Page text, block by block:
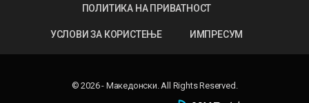
ПОЛИТИКА НА ПРИВАТНОСТ
УСЛОВИ ЗА КОРИСТЕЊЕ ИМПРЕСУМ
© 2026 - Македонски. All Rights Reserved.